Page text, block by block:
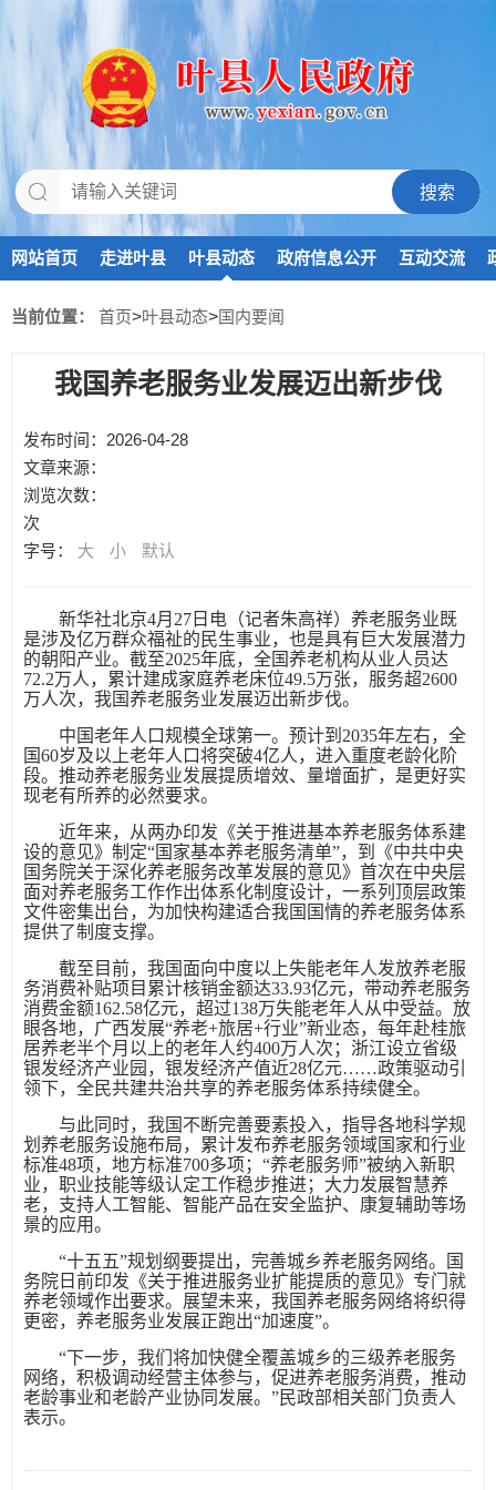
网站首页 走进叶县 叶县动态 政府信息公开 互动交流
当前位置： 首页>叶县动态>国内要闻
我国养老服务业发展迈出新步伐
发布时间：2026-04-28
文章来源：
浏览次数：
次
字号： 大 小 默认
新华社北京4月27日电（记者朱高祥）养老服务业既
是涉及亿万群众福祉的民生事业，也是具有巨大发展潜力
的朝阳产业。截至2025年底，全国养老机构从业人员达
72.2万人，累计建成家庭养老床位49.5万张，服务超2600
万人次，我国养老服务业发展迈出新步伐。
中国老年人口规模全球第一。预计到2035年左右，全
国60岁及以上老年人口将突破4亿人，进入重度老龄化阶
段。推动养老服务业发展提质增效、量增面扩，是更好实
现老有所养的必然要求。
近年来，从两办印发《关于推进基本养老服务体系建
设的意见》制定“国家基本养老服务清单”，到《中共中央
国务院关于深化养老服务改革发展的意见》首次在中央层
面对养老服务工作作出体系化制度设计，一系列顶层政策
文件密集出台，为加快构建适合我国国情的养老服务体系
提供了制度支撑。
截至目前，我国面向中度以上失能老年人发放养老服
务消费补贴项目累计核销金额达33.93亿元，带动养老服务
消费金额162.58亿元，超过138万失能老年人从中受益。放
眼各地，广西发展“养老+旅居+行业”新业态，每年赴桂旅
居养老半个月以上的老年人约400万人次；浙江设立省级
银发经济产业园，银发经济产值近28亿元……政策驱动引
领下，全民共建共治共享的养老服务体系持续健全。
与此同时，我国不断完善要素投入，指导各地科学规
划养老服务设施布局，累计发布养老服务领域国家和行业
标准48项，地方标准700多项；“养老服务师”被纳入新职
业，职业技能等级认定工作稳步推进；大力发展智慧养
老，支持人工智能、智能产品在安全监护、康复辅助等场
景的应用。
“十五五”规划纲要提出，完善城乡养老服务网络。国
务院日前印发《关于推进服务业扩能提质的意见》专门就
养老领域作出要求。展望未来，我国养老服务网络将织得
更密，养老服务业发展正跑出“加速度”。
“下一步，我们将加快健全覆盖城乡的三级养老服务
网络，积极调动经营主体参与，促进养老服务消费，推动
老龄事业和老龄产业协同发展。”民政部相关部门负责人
表示。